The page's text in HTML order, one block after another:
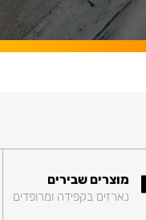
מוצרים שבירים
נארזים בקפידה ומרופדים